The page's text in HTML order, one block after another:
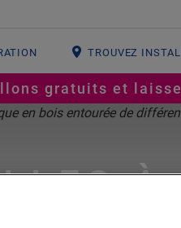
TROUVEZ
gratuits et
À